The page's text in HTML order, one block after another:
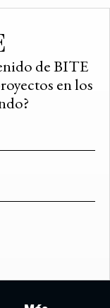
de BITE
en los